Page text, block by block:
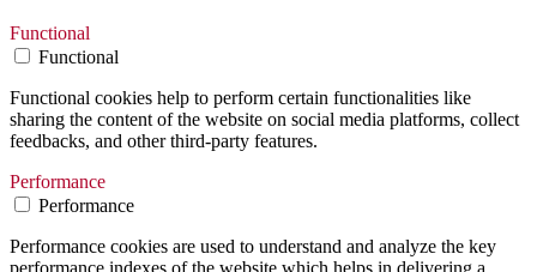
Functional
Functional
Functional cookies help to perform certain functionalities like
sharing the content of the website on social media platforms, collect
feedbacks, and other third-party features.
Performance
Performance
Performance cookies are used to understand and analyze the key
performance indexes of the website which helps in delivering a